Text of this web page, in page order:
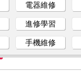
電器維修
進修學習
手機維修